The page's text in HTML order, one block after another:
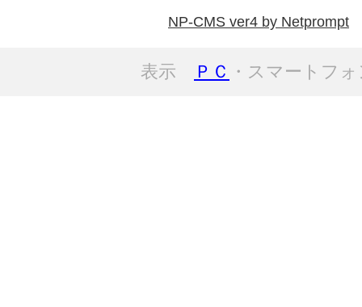
NP-CMS ver4 by Netprompt
表示 ＰＣ ・スマートフ